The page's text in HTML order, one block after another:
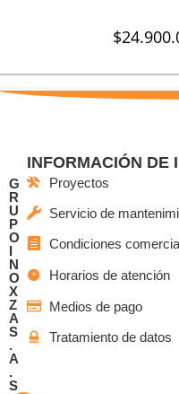
$
G
R
U
P
O
I
N
O
X
Z
A
S
.
A
.
S
INFORMACIÓN DE
Proyectos
Servicio de
Condiciones
Horarios de atención
Medios de pago
Tratamiento de datos